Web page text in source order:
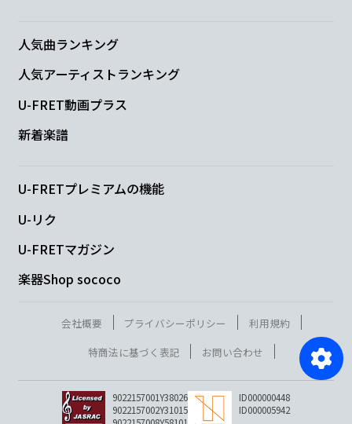
人気曲ランキング
人気アーティストランキング
U-FRET動画プラス
新着楽譜
U-FRETプレミアムの機能
U-リク
U-FRETマガジン
楽器Shop sococo
会社概要 プライバシーポリシー
利用規約
特商法に基づく表記
お問い合わせ
9022157001Y38026
9022157002Y31015
ID000000448
ID000005942